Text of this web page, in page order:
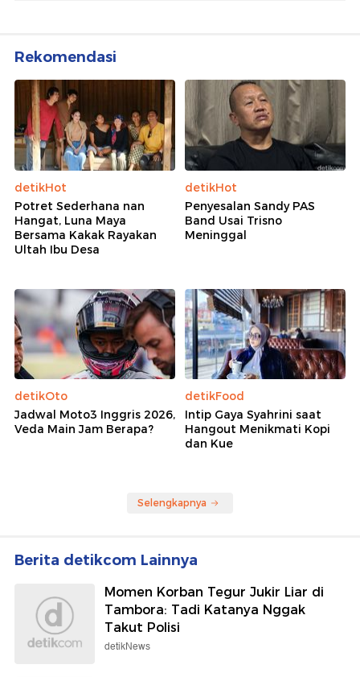
Rekomendasi
detikHot
Potret Sederhana nan
Hangat, Luna Maya
Bersama Kakak Rayakan
Ultah Ibu Desa
detikHot
Penyesalan Sandy PAS
Band Usai Trisno
Meninggal
detikOto
Jadwal Moto3 Inggris 2026,
Veda Main Jam Berapa?
detikFood
Intip Gaya Syahrini saat
Hangout Menikmati Kopi
dan Kue
Selengkapnya
Berita detikcom Lainnya
Momen Korban Tegur Jukir Liar di
Tambora: Tadi Katanya Nggak
Takut Polisi
detikNews